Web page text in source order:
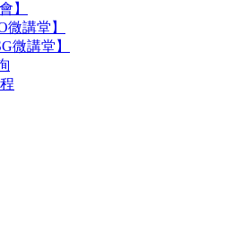
】
微講堂】
微講堂】